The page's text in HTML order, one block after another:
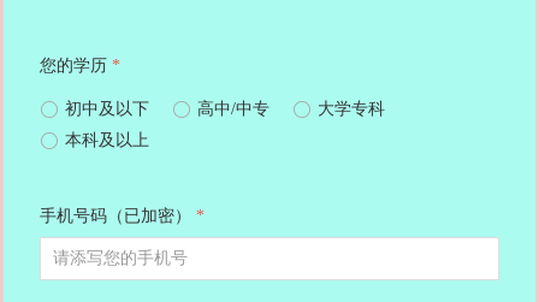
您的学历 *
ꀐ 初中及以下 ꀐ 高中/中专 ꀐ 大学专科
ꀐ 本科及以上
手机号码（已加密） *